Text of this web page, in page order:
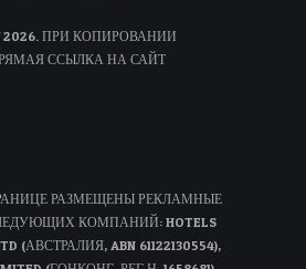
2026. ПРИ КОПИРОВАНИИ
ССЫЛКА НА САЙТ
РАЗМЕЩЕНЫ РЕКЛАМНЫЕ
КОМПАНИЙ: HOTELS
(АВСТРАЛИЯ, ABN 61122130554),